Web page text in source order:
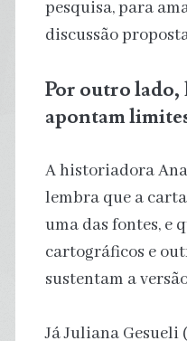
pesquisa, para
discussão
Por outro
apontam
A historiadora
lembra que a
uma das fontes, e
cartográficos e
sustentam a
Já Juliana Gesueli